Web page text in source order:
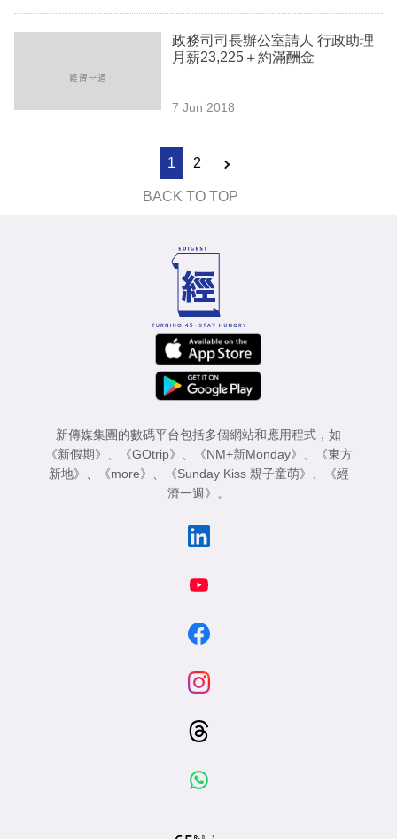
政務司司長辦公室請人 行政助理
月薪23,225＋約滿酬金
7 Jun 2018
1 2
BACK TO TOP
新傳媒集團的數碼平台包括多個網站和應用程式，如
《新假期》 、 《GOtrip》 、 《NM+新Monday》 、
《東方
新地》 、 《more》 、 《Sunday Kiss 親子童萌》 、
《經
濟一週》 。